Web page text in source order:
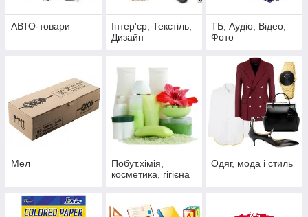
АВТО-товари
Інтер'єр, Текстіль,
Дизайн
ТБ, Аудіо, Відео,
Фото
Мел
Побут.хімія,
косметика, гігієна
Одяг, мода і стиль